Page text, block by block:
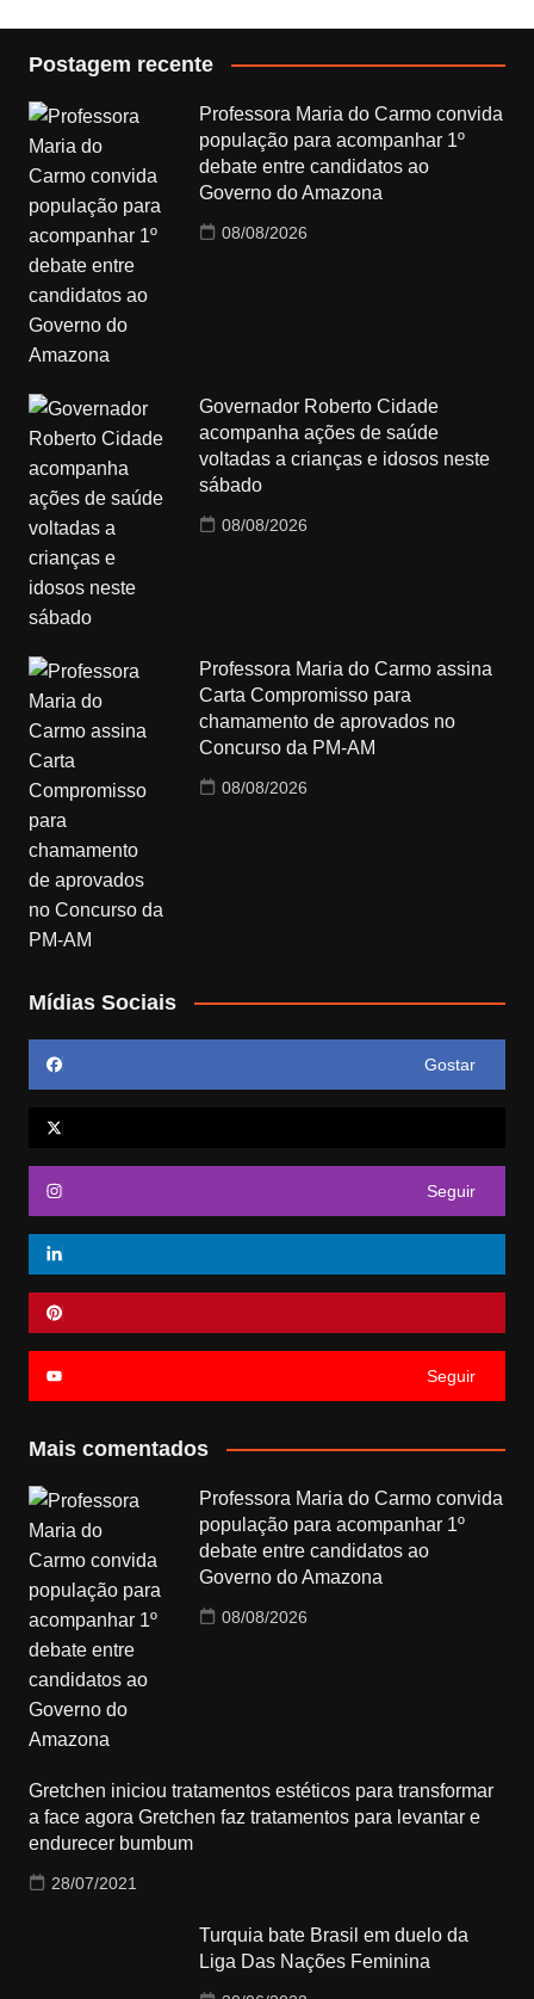
Postagem recente
Professora Maria do Carmo convida
população para acompanhar 1º
debate entre candidatos ao
Governo do Amazona
08/08/2026
Governador Roberto Cidade
acompanha ações de saúde
voltadas a crianças e idosos neste
sábado
08/08/2026
Professora Maria do Carmo assina
Carta Compromisso para
chamamento de aprovados no
Concurso da PM-AM
08/08/2026
Mídias Sociais
Gostar
Seguir
Seguir
Mais comentados
Professora Maria do Carmo convida
população para acompanhar 1º
debate entre candidatos ao
Governo do Amazona
08/08/2026
Gretchen iniciou tratamentos estéticos para transformar
a face agora Gretchen faz tratamentos para levantar e
endurecer bumbum
28/07/2021
Turquia bate Brasil em duelo da
Liga Das Nações Feminina